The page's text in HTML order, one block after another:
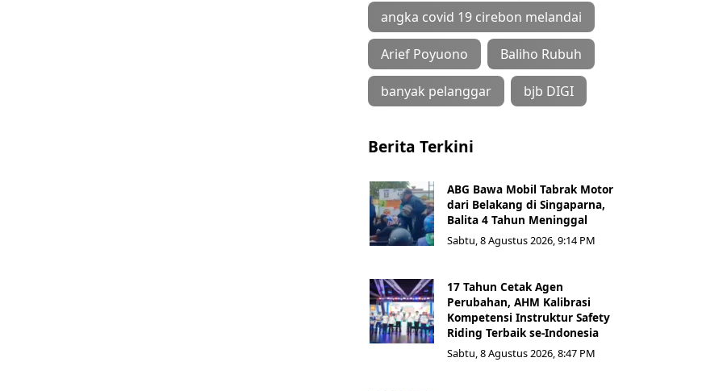
angka covid 19 cirebon melandai
Arief Poyuono Baliho Rubuh
banyak pelanggar bjb DIGI
Berita Terkini
ABG Bawa Mobil Tabrak Motor
dari Belakang di Singaparna,
Balita 4 Tahun Meninggal
Sabtu, 8 Agustus 2026, 9:14 PM
17 Tahun Cetak Agen
Perubahan, AHM Kalibrasi
Kompetensi Instruktur Safety
Riding Terbaik se-Indonesia
Sabtu, 8 Agustus 2026, 8:47 PM